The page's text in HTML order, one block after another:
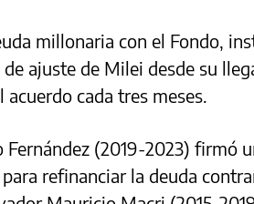
millonaria con el Fondo,
ajuste de Milei desde su
cada tres meses.
(2019-2023) firmó
refinanciar la deuda